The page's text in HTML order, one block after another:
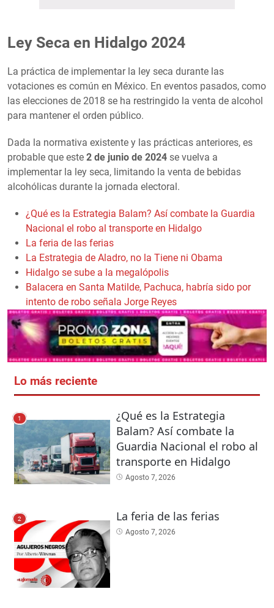
Ley Seca en Hidalgo 2024
La práctica de implementar la ley seca durante las
votaciones es común en México. En eventos pasados, como
las elecciones de 2018 se ha restringido la venta de alcohol
para mantener el orden público.
Dada la normativa existente y las prácticas anteriores, es
probable que este 2 de junio de 2024 se vuelva a
implementar la ley seca, limitando la venta de bebidas
alcohólicas durante la jornada electoral.
¿Qué es la Estrategia Balam? Así combate la Guardia
Nacional el robo al transporte en Hidalgo
La feria de las ferias
La Estrategia de Aladro, no la Tiene ni Obama
Hidalgo se sube a la megalópolis
Balacera en Santa Matilde, Pachuca, habría sido por
intento de robo señala Jorge Reyes
Lo más reciente
1
¿Qué es la Estrategia
Balam? Así combate la
Guardia Nacional el robo al
transporte en Hidalgo
Agosto 7, 2026
2 La feria de las ferias
Agosto 7, 2026